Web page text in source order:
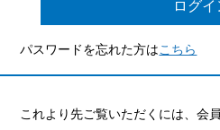
パスワードを忘れた方はこちら
これより先ご覧いただくには、会